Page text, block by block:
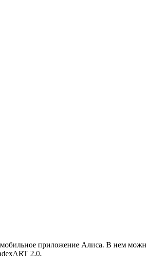
приложение Алиса. В нем
2.0.